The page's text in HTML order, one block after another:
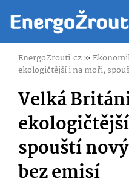
EnergoZrouti.cz»
ekologičtější i na moři,
Velká
spouští
bez emisí